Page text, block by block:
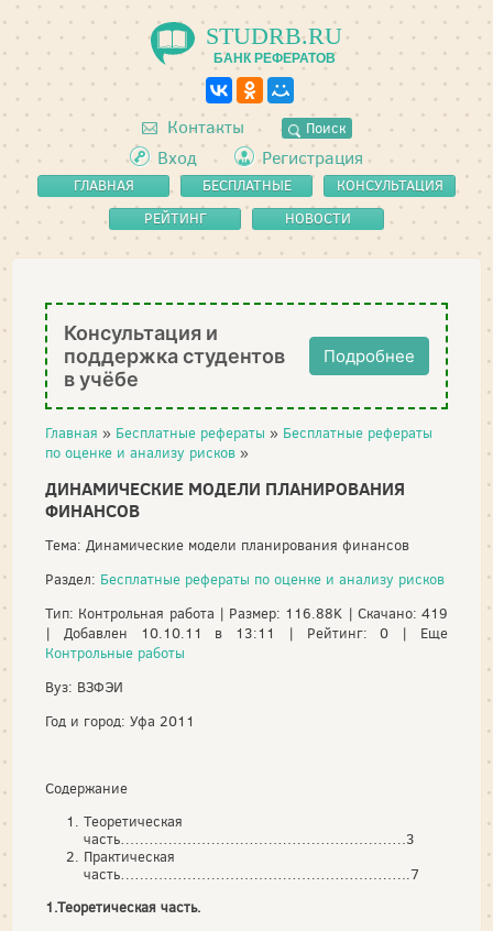
STUDRB.RU
БАНК РЕФЕРАТОВ
Контакты Поиск
Вход Регистрация
ГЛАВНАЯ
БЕСПЛАТНЫЕ
РЕФЕРАТЫ
КОНСУЛЬТАЦИЯ
РЕЙТИНГ
НОВОСТИ
Консультация и
поддержка студентов
в учёбе
Подробнее
Главная » Бесплатные рефераты » Бесплатные рефераты
по оценке и анализу рисков »
ДИНАМИЧЕСКИЕ МОДЕЛИ ПЛАНИРОВАНИЯ
ФИНАНСОВ
Тема: Динамические модели планирования финансов
Раздел: Бесплатные рефераты по оценке и анализу рисков
Тип: Контрольная работа | Размер: 116.88K | Скачано: 419
| Добавлен 10.10.11 в 13:11 | Рейтинг: 0 | Еще
Контрольные работы
Вуз: ВЗФЭИ
Год и город: Уфа 2011
Содержание
Теоретическая
часть……………………………………………………3
Практическая
часть…………………………………………………….7
1.Теоретическая часть.